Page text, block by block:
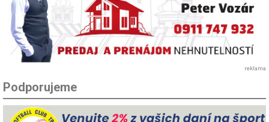
reklama
Podporujeme